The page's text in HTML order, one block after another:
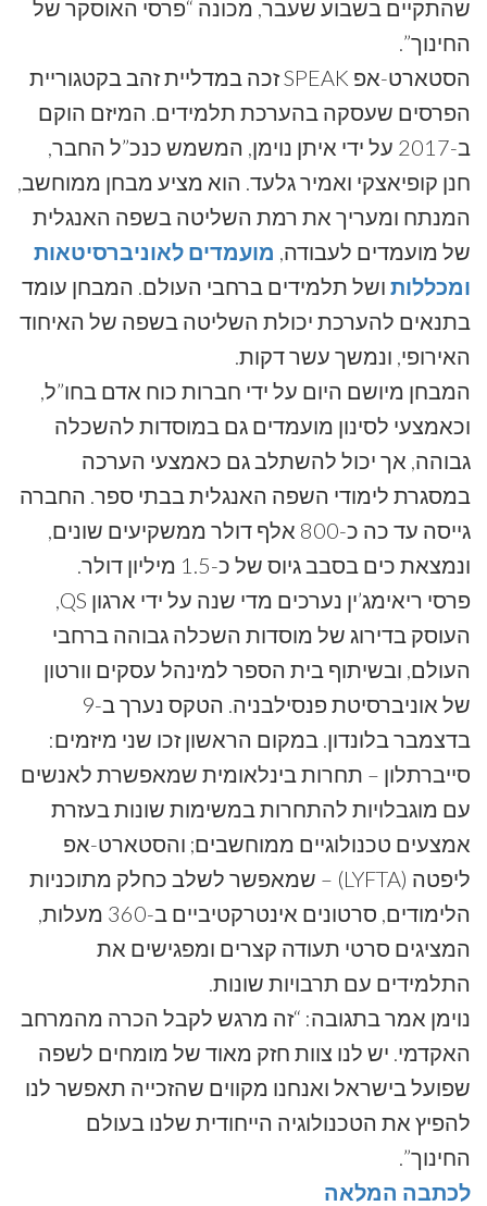
שהתקיים בשבוע שעבר, מכונה “פרסי האוסקר של
החינוך”.
הסטארט-אפ SPEAK זכה במדליית זהב בקטגוריית
הפרסים שעסקה בהערכת תלמידים. המיזם הוקם
ב-2017 על ידי איתן נוימן, המשמש כנכ”ל החבר,
חנן קופיאצקי ואמיר גלעד. הוא מציע מבחן ממוחשב,
המנתח ומעריך את רמת השליטה בשפה האנגלית
של מועמדים לעבודה, מועמדים לאוניברסיטאות
ומכללות ושל תלמידים ברחבי העולם. המבחן עומד
בתנאים להערכת יכולת השליטה בשפה של האיחוד
האירופי, ונמשך עשר דקות.
המבחן מיושם היום על ידי חברות כוח אדם בחו”ל,
וכאמצעי לסינון מועמדים גם במוסדות להשכלה
גבוהה, אך יכול להשתלב גם כאמצעי הערכה
במסגרת לימודי השפה האנגלית בבתי ספר. החברה
גייסה עד כה כ-800 אלף דולר ממשקיעים שונים,
ונמצאת כים בסבב גיוס של כ-1.5 מיליון דולר.
פרסי ריאימג’ין נערכים מדי שנה על ידי ארגון QS,
העוסק בדירוג של מוסדות השכלה גבוהה ברחבי
העולם, ובשיתוף בית הספר למינהל עסקים וורטון
של אוניברסיטת פנסילבניה. הטקס נערך ב-9
בדצמבר בלונדון. במקום הראשון זכו שני מיזמים:
סייברתלון – תחרות בינלאומית שמאפשרת לאנשים
עם מוגבלויות להתחרות במשימות שונות בעזרת
אמצעים טכנולוגיים ממוחשבים; והסטארט-אפ
ליפטה (LYFTA) – שמאפשר לשלב כחלק מתוכניות
הלימודים, סרטונים אינטרקטיביים ב-360 מעלות,
המציגים סרטי תעודה קצרים ומפגישים את
התלמידים עם תרבויות שונות.
נוימן אמר בתגובה: “זה מרגש לקבל הכרה מהמרחב
האקדמי. יש לנו צוות חזק מאוד של מומחים לשפה
שפועל בישראל ואנחנו מקווים שהזכייה תאפשר לנו
להפיץ את הטכנולוגיה הייחודית שלנו בעולם
החינוך”.
לכתבה המלאה